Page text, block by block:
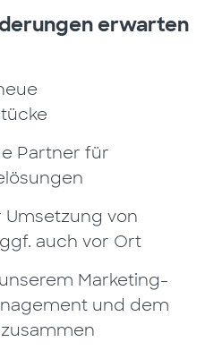
erwarten
Partner für
von
auch vor Ort
Marketing-
und dem